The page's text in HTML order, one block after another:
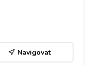
Navigovat